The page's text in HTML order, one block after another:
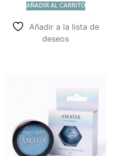
AÑADIR AL CARRITO
Añadir a la lista de
deseos